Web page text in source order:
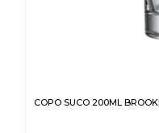
COPO SUCO 200ML